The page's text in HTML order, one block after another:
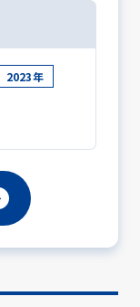
2023年